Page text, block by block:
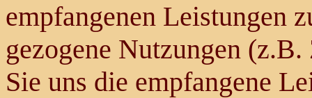
empfangenen Leistungen
gezogene Nutzungen
Sie uns die empfangene